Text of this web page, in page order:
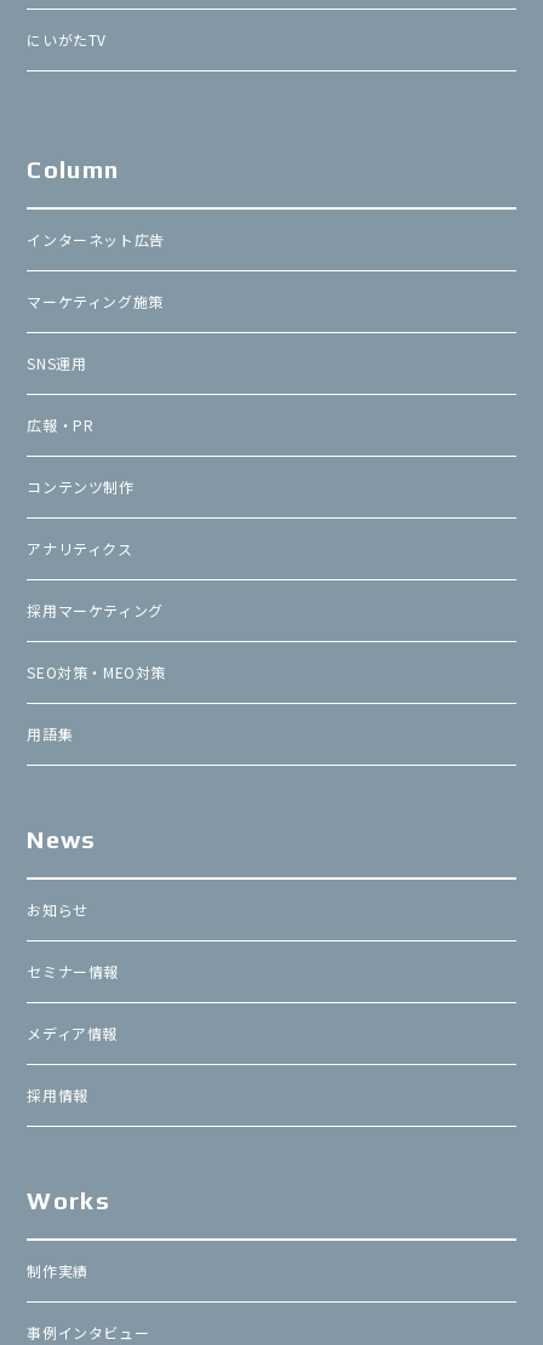
にいがたTV
Column
インターネット広告
マーケティング施策
SNS運用
広報・PR
コンテンツ制作
アナリティクス
採用マーケティング
SEO対策・MEO対策
用語集
News
お知らせ
セミナー情報
メディア情報
採用情報
Works
制作実績
事例インタビュー